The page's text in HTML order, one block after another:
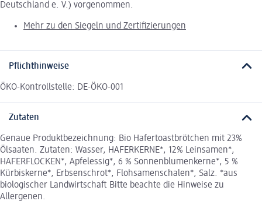
Deutschland e. V.) vorgenommen.
Mehr zu den Siegeln und Zertifizierungen
Pflichthinweise
ÖKO-Kontrollstelle: DE-ÖKO-001
Zutaten
Genaue Produktbezeichnung: Bio Hafertoastbrötchen mit 23%
Ölsaaten. Zutaten: Wasser, HAFERKERNE*, 12% Leinsamen*,
HAFERFLOCKEN*, Apfelessig*, 6 % Sonnenblumenkerne*, 5 %
Kürbiskerne*, Erbsenschrot*, Flohsamenschalen*, Salz. *aus
biologischer Landwirtschaft Bitte beachte die Hinweise zu
Allergenen.